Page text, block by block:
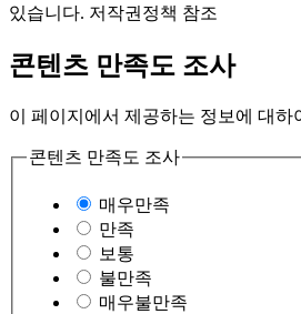
있습니다. 저작권정책 참조
콘텐츠 만족도 조사
이 페이지에서 제공하는 정보에 대하
콘텐츠 만족도 조사
매우만족
만족
보통
불만족
매우불만족